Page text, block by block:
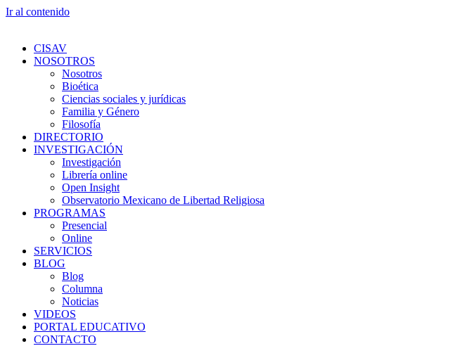
Ir al contenido
CISAV
NOSOTROS
Nosotros
Bioética
Ciencias sociales y jurídicas
Familia y Género
Filosofía
DIRECTORIO
INVESTIGACIÓN
Investigación
Librería online
Open Insight
Observatorio Mexicano de Libertad Religiosa
PROGRAMAS
Presencial
Online
SERVICIOS
BLOG
Blog
Columna
Noticias
VIDEOS
PORTAL EDUCATIVO
CONTACTO